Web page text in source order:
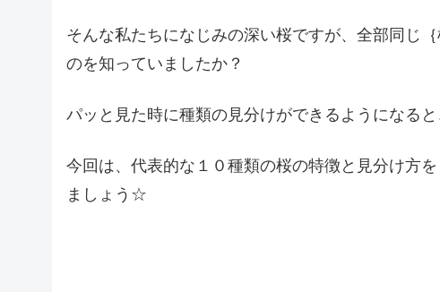
そんな私たちになじみの深い桜ですが、全部同じ
のを知っていましたか？
パッと見た時に種類の見分けができるようになる
今回は、代表的な１０種類の桜の特徴と見分け方
ましょう☆